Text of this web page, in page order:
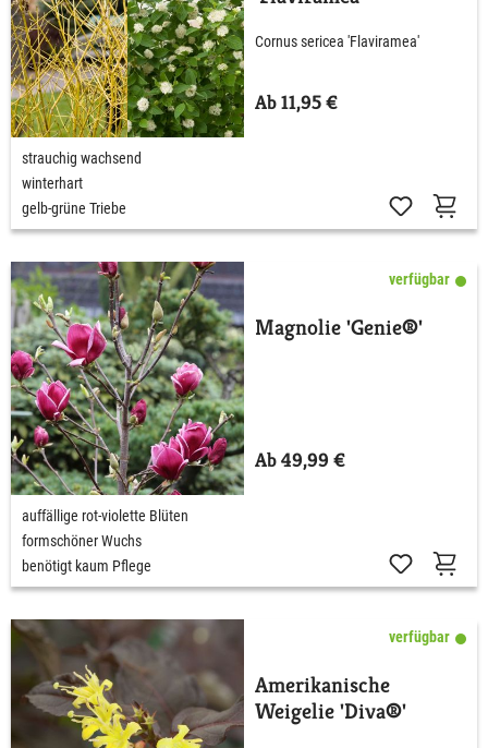
Cornus sericea 'Flaviramea'
Ab 11,95 €
strauchig wachsend
winterhart
gelb-grüne Triebe
verfügbar
Magnolie 'Genie®'
Ab 49,99 €
auffällige rot-violette Blüten
formschöner Wuchs
benötigt kaum Pflege
verfügbar
Amerikanische
Weigelie 'Diva®'